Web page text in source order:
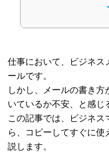
③宛名
1-4
④本文
前に誰からの
1-5 ⑤本文（
に書き、内容
仕事において、ビジネス
ールです。
しかし、メールの書き
いているか不安、と感じ
この記事では、ビジネ
ら、コピーしてすぐに
説します。